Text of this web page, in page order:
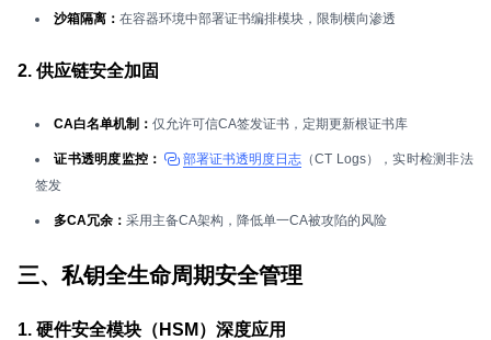
沙箱隔离： 在容器环境中部署证书编排模块，限制横向渗透
2. 供应链安全加固
CA白名单机制： 仅允许可信CA签发证书，定期更新根证书库
证书透明度监控： 部署证书透明度日志（CT Logs），实时检测非法
签发
多CA冗余： 采用主备CA架构，降低单一CA被攻陷的风险
三、私钥全生命周期安全管理
1. 硬件安全模块（HSM）深度应用